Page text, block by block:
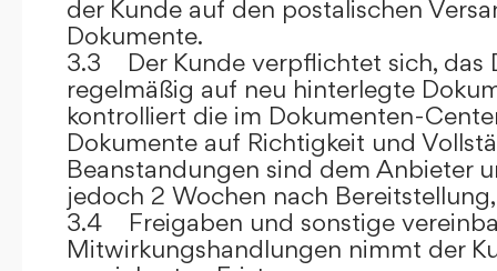
der Kunde auf den postalischen
Dokumente.
3.3 Der Kunde verpflichtet sich, das
regelmäßig auf neu hinterlegte
kontrolliert die im Dokumenten-
Dokumente auf Richtigkeit und
Beanstandungen sind dem Anbieter
jedoch 2 Wochen nach
3.4 Freigaben und sonstige
Mitwirkungshandlungen nimmt der